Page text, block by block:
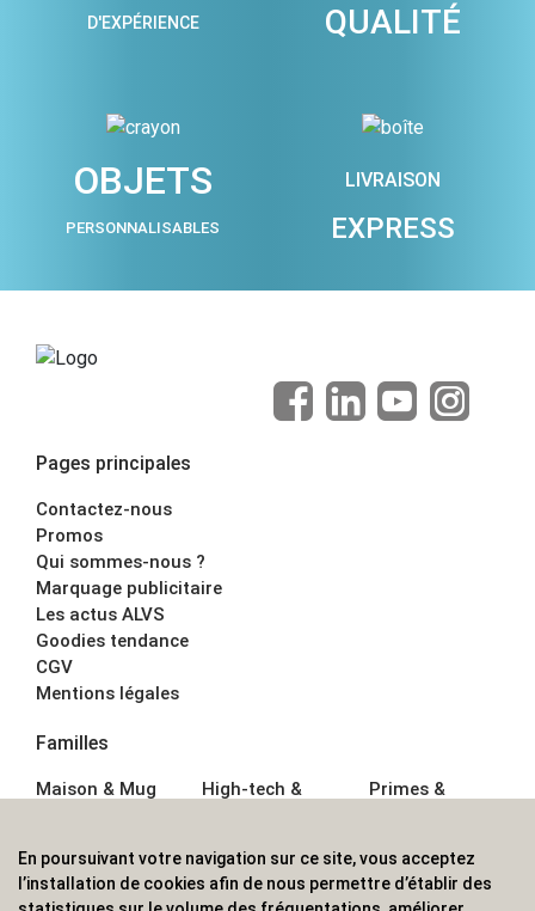
D'EXPÉRIENCE QUALITÉ
OBJETS
PERSONNALISABLES
LIVRAISON
EXPRESS
Pages principales
Contactez-nous
Promos
Qui sommes-nous ?
Marquage publicitaire
Les actus ALVS
Goodies tendance
CGV
Mentions légales
Familles
Maison & Mug
Écriture
Bagagerie sacs
High-tech &
Sport &
Outdoor
Primes &
Boisson
Textile &
En poursuivant votre navigation sur ce site, vous acceptez
l’installation de cookies afin de nous permettre d’établir des